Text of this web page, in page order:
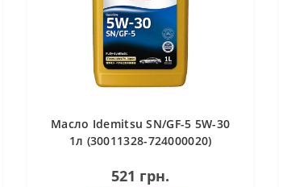
Масло Idemitsu SN/GF-5 5W-30
1л (30011328-724000020)
521 грн.